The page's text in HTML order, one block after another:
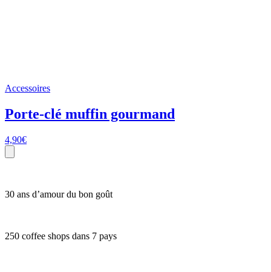
Accessoires
Porte-clé muffin gourmand
4,90€
30 ans d’amour du bon goût
250 coffee shops dans 7 pays